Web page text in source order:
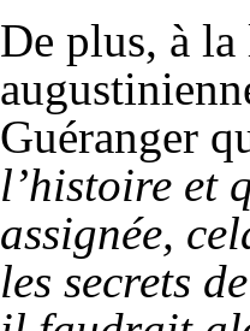
De plus, à la
Guéranger
l’histoire et
assignée,
les secrets